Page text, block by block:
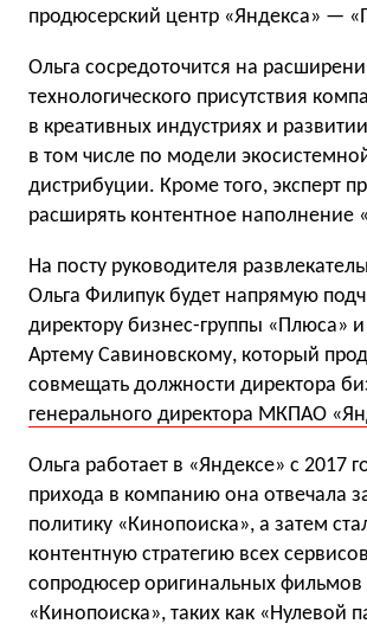
продюсерский центр «Яндекса» —
Ольга сосредоточится на
технологического присутствия
в креативных индустриях и
в том числе по модели
дистрибуции. Кроме того, эксперт
расширять контентное наполнение
На посту руководителя
Ольга Филипук будет напрямую
директору бизнес-группы «Плюса»
Артему Савиновскому, который
совмещать должности директора
генерального директора МКПАО
Ольга работает в «Яндексе» с 2017
прихода в компанию она отвечала
политику «Кинопоиска», а затем
контентную стратегию всех
сопродюсер оригинальных фильмов
«Кинопоиска», таких как «Нулевой